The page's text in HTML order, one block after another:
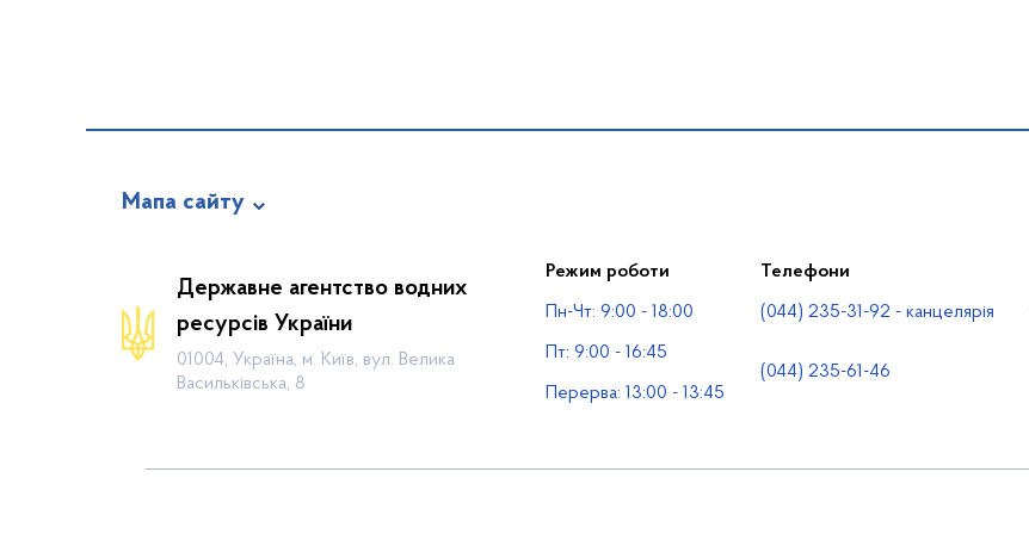
Мапа сайту
Діяльність
Громадянам
Прес-центр
Водогосподарські організації
Державне агентство водних
ресурсів України
01004, Україна, м. Київ, вул. Велика
Васильківська, 8
Режим роботи
Пн-Чт: 9:00 - 18:00
Пт: 9:00 - 16:45
Перерва: 13:00 - 13:45
Телефони
(044) 235-31-92 - канцелярія
(044) 235-61-46